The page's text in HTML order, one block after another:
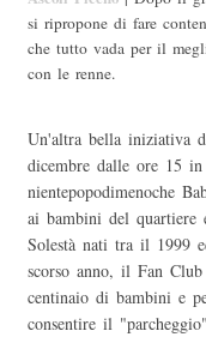
si ripropone di fare
che tutto vada per il
con le renne.
Un'altra bella iniziativa
dicembre dalle ore 15
nientepopodimenoche
ai bambini del quartiere
Solestà nati tra il 1999
scorso anno, il Fan
centinaio di bambini e
consentire il